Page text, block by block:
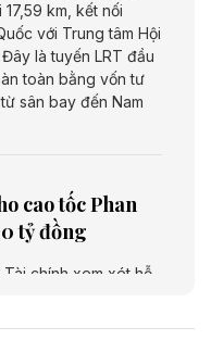
km, kết nối
với Trung tâm Hội
là tuyến LRT đầu
toàn bằng vốn tư
sân bay đến Nam
cao tốc Phan
tỷ đồng
Tài chính xem xét hỗ